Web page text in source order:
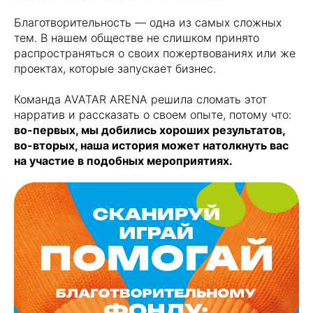
Благотворительность — одна из самых сложных
тем. В нашем обществе не слишком принято
распространяться о своих пожертвованиях или же
проектах, которые запускает бизнес.
Команда AVATAR ARENA решила сломать этот
нарратив и рассказать о своем опыте, потому что:
во-первых, мы добились хороших результатов,
во-вторых, наша история может натолкнуть вас
на участие в подобных мероприятиях.